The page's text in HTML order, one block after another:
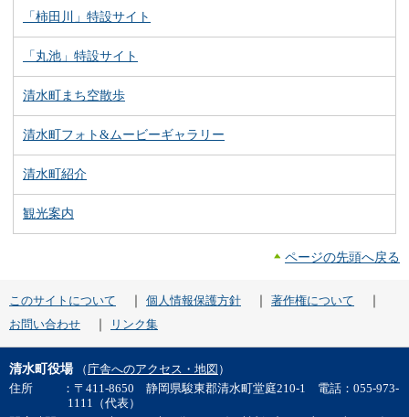
「柿田川」特設サイト
「丸池」特設サイト
清水町まち空散歩
清水町フォト&ムービーギャラリー
清水町紹介
観光案内
ページの先頭へ戻る
このサイトについて｜ 個人情報保護方針｜ 著作権について｜
お問い合わせ｜ リンク集
清水町役場（庁舎へのアクセス・地図 ）
住所
：〒411-8650 静岡県駿東郡清水町堂庭210-1 電話：055-973-
1111（代表）